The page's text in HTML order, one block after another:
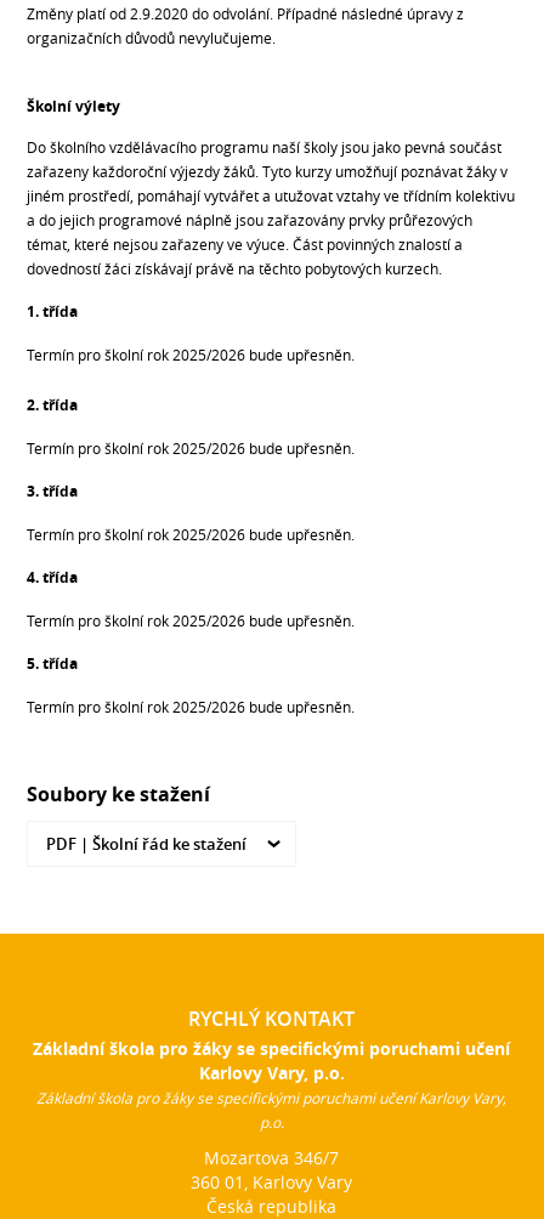
Změny platí od 2.9.2020 do odvolání. Případné následné úpravy z
organizačních důvodů nevylučujeme.
Školní výlety
Do školního vzdělávacího programu naší školy jsou jako pevná součást
zařazeny každoroční výjezdy žáků. Tyto kurzy umožňují poznávat žáky v
jiném prostředí, pomáhají vytvářet a utužovat vztahy ve třídním kolektivu
a do jejich programové náplně jsou zařazovány prvky průřezových
témat, které nejsou zařazeny ve výuce. Část povinných znalostí a
dovedností žáci získávají právě na těchto pobytových kurzech.
1. třída
Termín pro školní rok 2025/2026 bude upřesněn.
2. třída
Termín pro školní rok 2025/2026 bude upřesněn.
3. třída
Termín pro školní rok 2025/2026 bude upřesněn.
4. třída
Termín pro školní rok 2025/2026 bude upřesněn.
5. třída
Termín pro školní rok 2025/2026 bude upřesněn.
Soubory ke stažení
PDF |Školní řád ke stažení
RYCHLÝ KONTAKT
Základní škola pro žáky se specifickými poruchami učení
Karlovy Vary, p.o.
Základní škola pro žáky se specifickými poruchami učení Karlovy Vary,
p.o.
Mozartova 346/7
360 01, Karlovy Vary
Česká republika